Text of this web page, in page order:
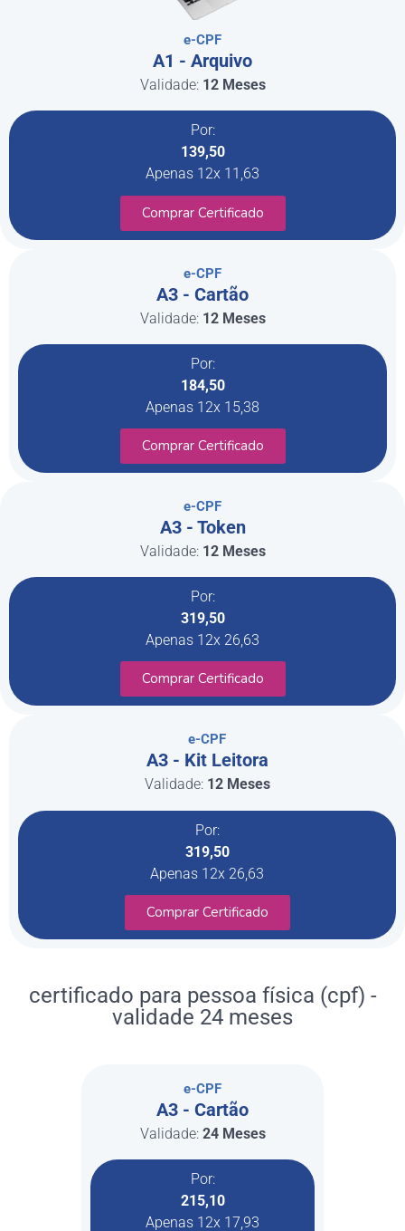
e-CPF
A1 - Arquivo
Validade: 12 Meses
Por:
139,50
Apenas 12x 11,63
Comprar Certificado
e-CPF
A3 - Cartão
Validade: 12 Meses
Por:
184,50
Apenas 12x 15,38
Comprar Certificado
e-CPF
A3 - Token
Validade: 12 Meses
Por:
319,50
Apenas 12x 26,63
Comprar Certificado
e-CPF
A3 - Kit Leitora
Validade: 12 Meses
Por:
319,50
Apenas 12x 26,63
Comprar Certificado
certificado para pessoa física (cpf) -
validade 24 meses
e-CPF
A3 - Cartão
Validade: 24 Meses
Por:
215,10
Apenas 12x 17,93